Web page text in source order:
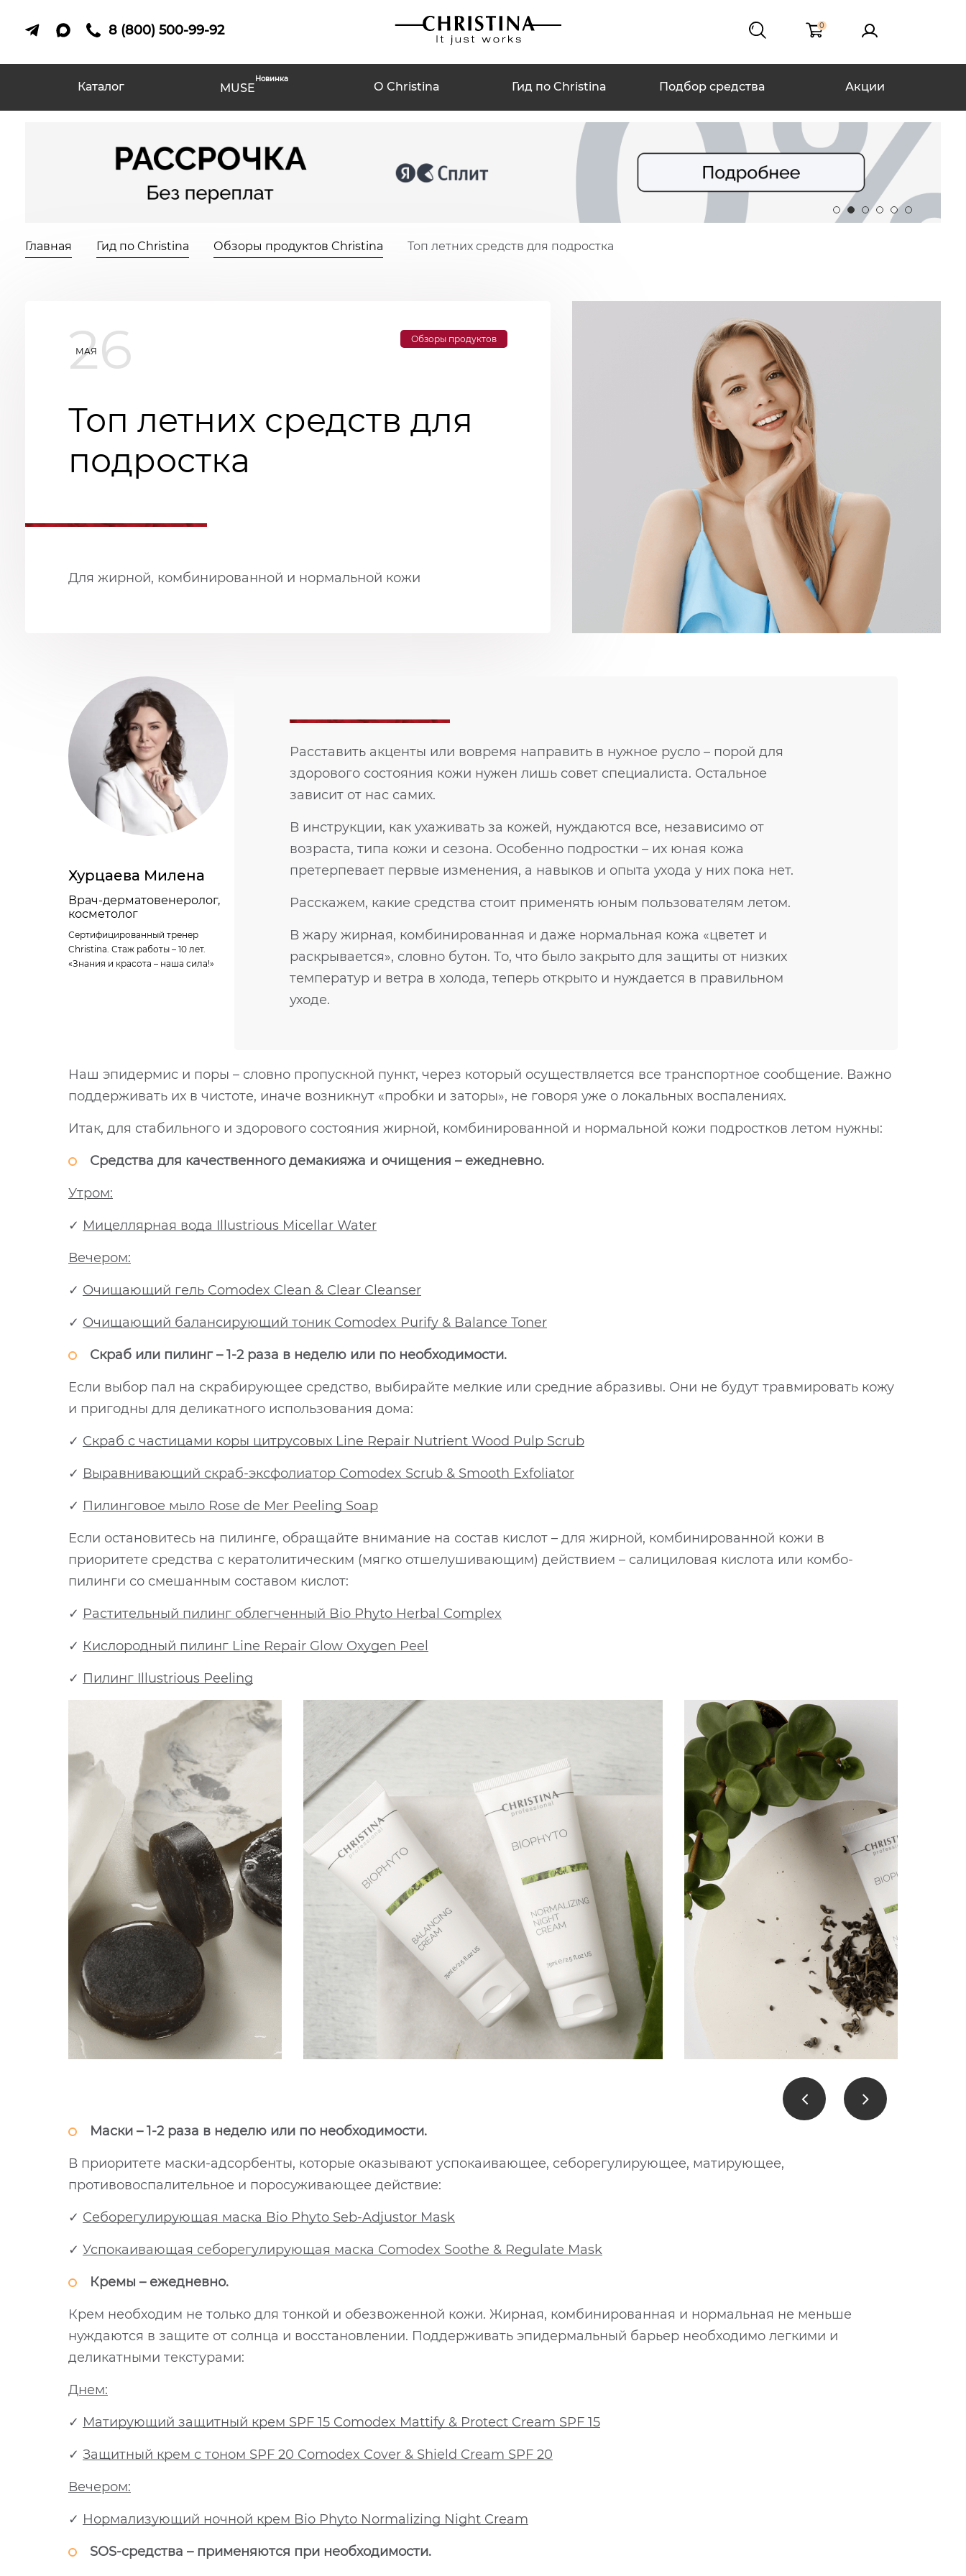
8 (800) 500-99-92 0
Каталог MUSE
Новинка
О Christina Гид по Christina Подбор средства Акции
Главная Гид по Christina Обзоры продуктов Christina Топ летних средств для подростка
26
МАЯ
Обзоры продуктов
Топ летних средств для
подростка
Для жирной, комбинированной и нормальной кожи
Хурцаева Милена
Врач-дерматовенеролог,
косметолог
Сертифицированный тренер
Christina. Стаж работы – 10 лет.
«Знания и красота – наша сила!»
Расставить акценты или вовремя направить в нужное русло – порой для
здорового состояния кожи нужен лишь совет специалиста. Остальное
зависит от нас самих.
В инструкции, как ухаживать за кожей, нуждаются все, независимо от
возраста, типа кожи и сезона. Особенно подростки – их юная кожа
претерпевает первые изменения, а навыков и опыта ухода у них пока нет.
Расскажем, какие средства стоит применять юным пользователям летом.
В жару жирная, комбинированная и даже нормальная кожа «цветет и
раскрывается», словно бутон. То, что было закрыто для защиты от низких
температур и ветра в холода, теперь открыто и нуждается в правильном
уходе.
Наш эпидермис и поры – словно пропускной пункт, через который осуществляется все транспортное сообщение. Важно
поддерживать их в чистоте, иначе возникнут «пробки и заторы», не говоря уже о локальных воспалениях.
Итак, для стабильного и здорового состояния жирной, комбинированной и нормальной кожи подростков летом нужны:
Средства для качественного демакияжа и очищения – ежедневно.
Утром:
✓ Мицеллярная вода Illustrious Micellar Water
Вечером:
✓ Очищающий гель Comodex Clean & Clear Cleanser
✓ Очищающий балансирующий тоник Comodex Purify & Balance Toner
Скраб или пилинг – 1-2 раза в неделю или по необходимости.
Если выбор пал на скрабирующее средство, выбирайте мелкие или средние абразивы. Они не будут травмировать кожу
и пригодны для деликатного использования дома:
✓ Скраб с частицами коры цитрусовых Line Repair Nutrient Wood Pulp Scrub
✓ Выравнивающий скраб-эксфолиатор Comodex Scrub & Smooth Exfoliator
✓ Пилинговое мыло Rose de Mer Peeling Soap
Если остановитесь на пилинге, обращайте внимание на состав кислот – для жирной, комбинированной кожи в
приоритете средства с кератолитическим (мягко отшелушивающим) действием – салициловая кислота или комбо-
пилинги со смешанным составом кислот:
✓ Растительный пилинг облегченный Bio Phyto Herbal Complex
✓ Кислородный пилинг Line Repair Glow Oxygen Peel
✓ Пилинг Illustrious Peeling
Маски – 1-2 раза в неделю или по необходимости.
В приоритете маски-адсорбенты, которые оказывают успокаивающее, себорегулирующее, матирующее,
противовоспалительное и поросуживающее действие:
✓ Себорегулирующая маска Bio Phyto Seb-Adjustor Mask
✓ Успокаивающая себорегулирующая маска Comodex Soothe & Regulate Mask
Кремы – ежедневно.
Крем необходим не только для тонкой и обезвоженной кожи. Жирная, комбинированная и нормальная не меньше
нуждаются в защите от солнца и восстановлении. Поддерживать эпидермальный барьер необходимо легкими и
деликатными текстурами:
Днем:
✓ Матирующий защитный крем SPF 15 Comodex Mattify & Protect Cream SPF 15
✓ Защитный крем с тоном SPF 20 Comodex Cover & Shield Cream SPF 20
Вечером:
✓ Нормализующий ночной крем Bio Phyto Normalizing Night Cream
SOS-средства – применяются при необходимости.